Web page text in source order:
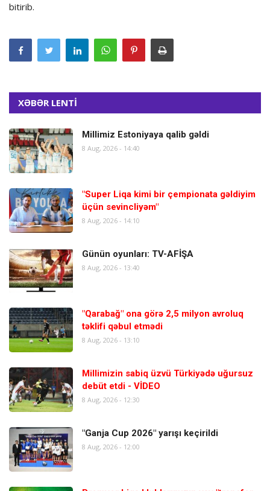
bitirib.
XƏBƏR LENTİ
Millimiz Estoniyaya qalib gəldi
8 Aug, 2026 - 14:40
"Super Liqa kimi bir çempionata gəldiyim
üçün sevincliyəm"
8 Aug, 2026 - 14:10
Günün oyunları: TV-AFİŞA
8 Aug, 2026 - 13:40
"Qarabağ" ona görə 2,5 milyon avroluq
təklifi qəbul etmədi
8 Aug, 2026 - 13:10
Millimizin sabiq üzvü Türkiyədə uğursuz
debüt etdi - VİDEO
8 Aug, 2026 - 12:30
"Ganja Cup 2026" yarışı keçirildi
8 Aug, 2026 - 12:00